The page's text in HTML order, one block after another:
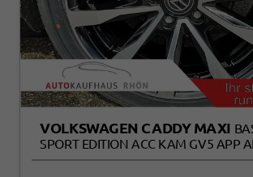
VOLKSWAGEN CADDY MAXI
SPORT EDITION ACC KAM GV5 APP